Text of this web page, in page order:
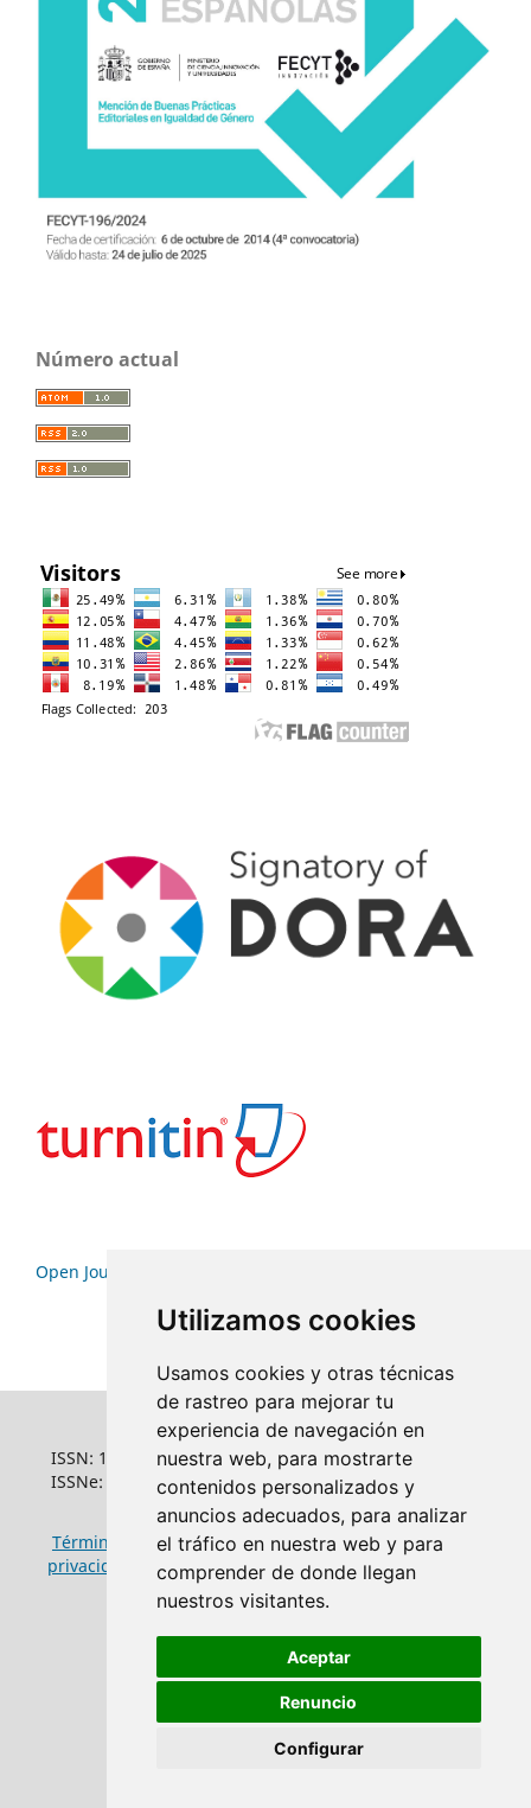
Utilizamos cookies
Usamos cookies y otras técnicas
de rastreo para mejorar tu
experiencia de navegación en
nuestra web, para mostrarte
contenidos personalizados y
anuncios adecuados, para analizar
el tráfico en nuestra web y para
comprender de donde llegan
nuestros visitantes.
Aceptar
Renuncio
Configurar
Número actual
Open Journal Systems
ISSN: 1022-6508
ISSNe: 1681-5653
Términos y condiciones de uso|Política de
privacidad
Política de cookies